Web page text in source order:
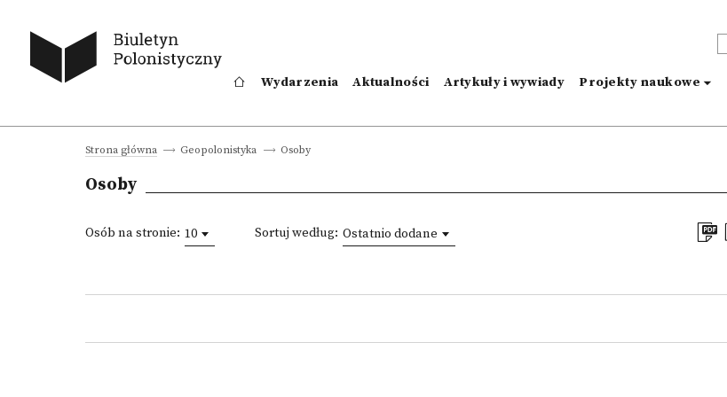
Wydarzenia Aktualności Artykuły i wywiady Projekty naukowe
Strona główna Geopolonistyka Osoby
Osoby
Osób na stronie: 10 Sortuj według: Ostatnio dodane